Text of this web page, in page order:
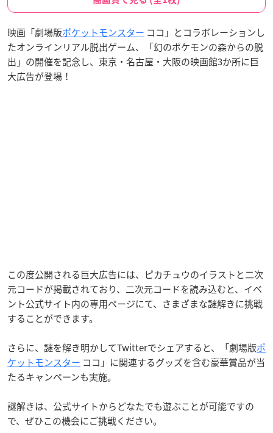
映画「劇場版ポケットモンスター ココ」とコラボレーションし
たオンラインリアル脱出ゲーム、「幻のポケモンの森からの脱
出」の開催を記念し、東京・名古屋・大阪の映画館3か所に巨
大広告が登場！
この度公開される巨大広告には、ピカチュウのイラストと二次
元コードが掲載されており、二次元コードを読み込むと、イベ
ント公式サイト内の専用ページにて、さまざまな謎解きに挑戦
することができます。
さらに、謎を解き明かしてTwitterでシェアすると、「劇場版ポ
ケットモンスター ココ」に関連するグッズを含む豪華賞品が当
たるキャンペーンも実施。
謎解きは、公式サイトからどなたでも遊ぶことが可能ですの
で、ぜひこの機会にご挑戦ください。